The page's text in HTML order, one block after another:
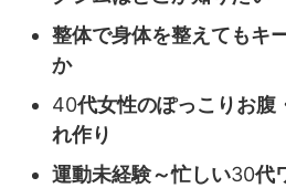
整体で身体を整えてもキ
か
40代女性のぽっこりお腹
れ作り
運動未経験～忙しい30代